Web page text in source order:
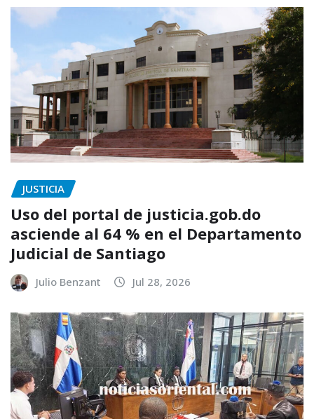
JUSTICIA
Uso del portal de justicia.gob.do
asciende al 64 % en el Departamento
Judicial de Santiago
Julio Benzant Jul 28, 2026